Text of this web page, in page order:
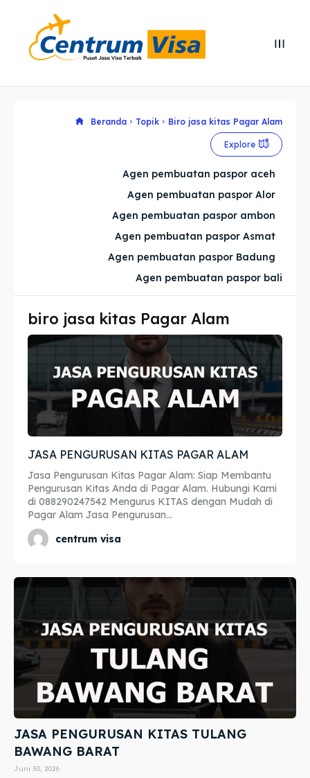
Cari
Cari
Explore our destinations
Imta
Apostille
Penerjemah
Asuransi
Blog
Explore our destinations
Imta
Apostille
Penerjemah
Asuransi
Blog
Beranda Topik Biro jasa kitas Pagar Alam
Explore
Agen pembuatan paspor aceh
Agen pembuatan paspor Alor
Agen pembuatan paspor ambon
Agen pembuatan paspor Asmat
Agen pembuatan paspor Badung
Agen pembuatan paspor bali
biro jasa kitas Pagar Alam
JASA PENGURUSAN KITAS PAGAR ALAM
Jasa Pengurusan Kitas Pagar Alam: Siap Membantu
Pengurusan Kitas Anda di Pagar Alam. Hubungi Kami
di 088290247542 Mengurus KITAS dengan Mudah di
Pagar Alam Jasa Pengurusan...
centrum visa
JASA PENGURUSAN KITAS TULANG
BAWANG BARAT
Juni 30, 2026